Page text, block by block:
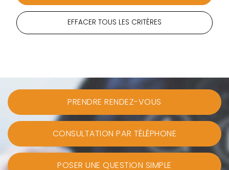
EFFACER TOUS LES CRITÈRES
PRENDRE RENDEZ-VOUS
CONSULTATION PAR TÉLÉPHONE
POSER UNE QUESTION SIMPLE